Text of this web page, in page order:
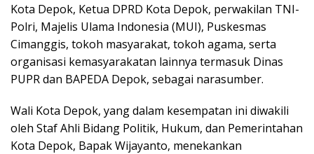
Kota Depok, Ketua DPRD Kota Depok, perwakilan TNI-
Polri, Majelis Ulama Indonesia (MUI), Puskesmas
Cimanggis, tokoh masyarakat, tokoh agama, serta
organisasi kemasyarakatan lainnya termasuk Dinas
PUPR dan BAPEDA Depok, sebagai narasumber.
Wali Kota Depok, yang dalam kesempatan ini diwakili
oleh Staf Ahli Bidang Politik, Hukum, dan Pemerintahan
Kota Depok, Bapak Wijayanto, menekankan